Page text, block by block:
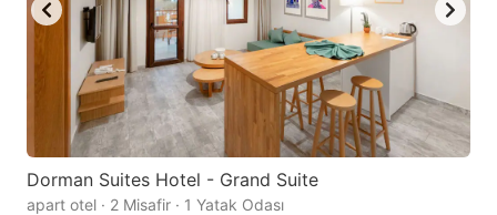
Dorman Suites Hotel - Grand Suite
apart otel · 2 Misafir · 1 Yatak Odası